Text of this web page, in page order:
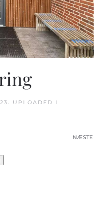
. UPLOADED I
NÆSTE